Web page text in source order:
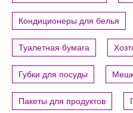
Кондиционеры для белья
Туалетная бумага
Губки для посуды
Пакеты для продуктов